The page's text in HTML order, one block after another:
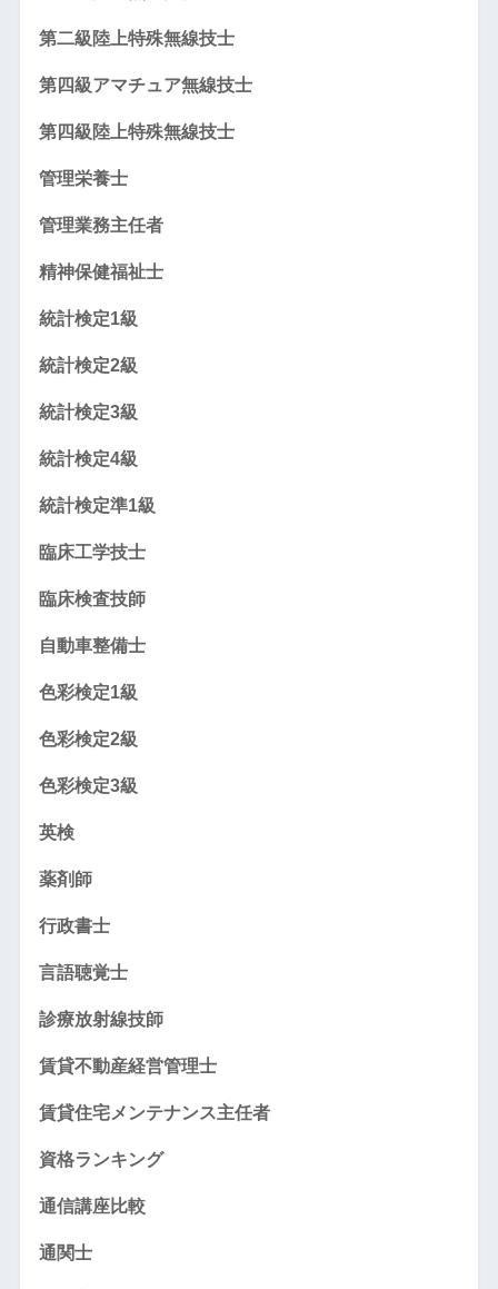
第二級陸上特殊無線技士
第四級アマチュア無線技士
第四級陸上特殊無線技士
管理栄養士
管理業務主任者
精神保健福祉士
統計検定1級
統計検定2級
統計検定3級
統計検定4級
統計検定準1級
臨床工学技士
臨床検査技師
自動車整備士
色彩検定1級
色彩検定2級
色彩検定3級
英検
薬剤師
行政書士
言語聴覚士
診療放射線技師
賃貸不動産経営管理士
賃貸住宅メンテナンス主任者
資格ランキング
通信講座比較
通関士